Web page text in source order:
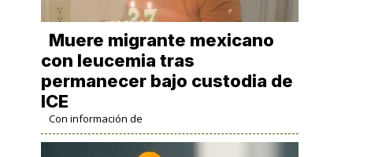
Muere migrante mexicano
con leucemia tras
permanecer bajo custodia de
ICE
Con información de